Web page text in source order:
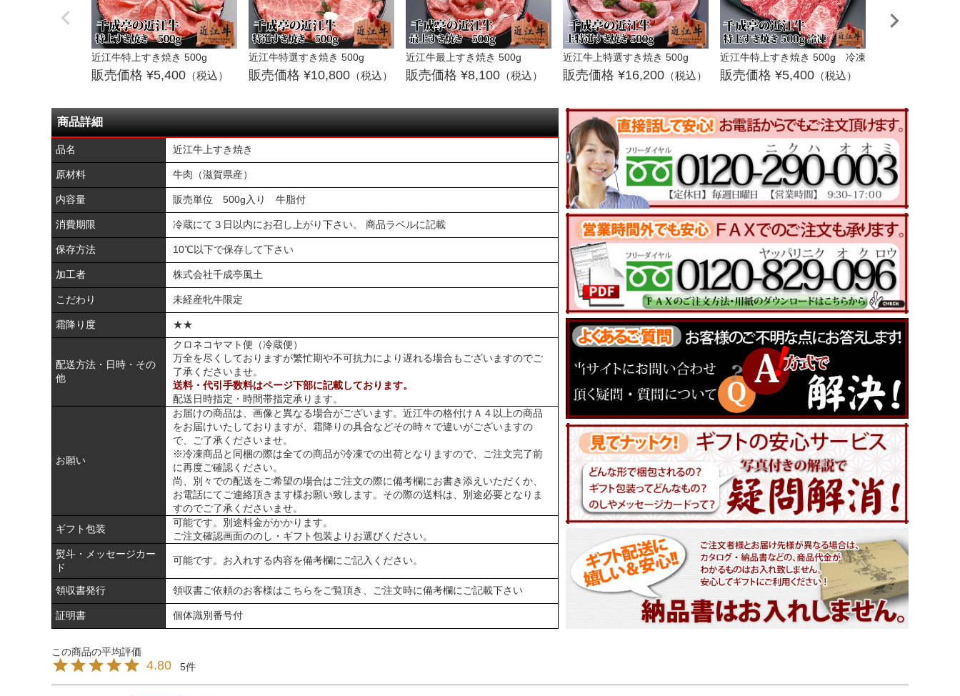
近江牛特上すき焼き 500g
5,400 （税込）
近江牛特選すき焼き 500g
10,800 （税込）
近江牛最上すき焼き 500g
8,100 （税込）
近江牛上特選すき焼き 500g
16,200 （税込）
近江牛特上すき焼き 500g 冷凍
5,400 （税込）
商品詳細
品名 近江牛上すき焼き
原材料 牛肉（滋賀県産）
内容量 販売単位 500g入り 牛脂付
消費期限 冷蔵にて３日以内にお召し上がり下さい。 商品ラベルに記載
保存方法 10℃以下で保存して下さい
加工者 株式会社千成亭風土
こだわり 未経産牝牛限定
霜降り度 ★★
配送方法・日時・その
他
クロネコヤマト便（冷蔵便）
万全を尽くしておりますが繁忙期や不可抗力により遅れる場合もございますのでご
了承くださいませ。
送料・代引手数料はページ下部に記載しております。
配送日時指定・時間帯指定承ります。
お願い
お届けの商品は、画像と異なる場合がございます。近江牛の格付けＡ４以上の商品
をお届けいたしておりますが、霜降りの具合などその時々で違いがございますの
で、ご了承くださいませ。
※冷凍商品と同梱の際は全ての商品が冷凍での出荷となりますので、ご注文完了前
に再度ご確認ください。
尚、別々での配送をご希望の場合はご注文の際に備考欄にお書き添えいただくか、
お電話にてご連絡頂きます様お願い致します。その際の送料は、別途必要となりま
すのでご了承くださいませ。
ギフト包装
可能です。別途料金がかかります。
ご注文確認画面ののし・ギフト包装よりお選びください。
熨斗・メッセージカー
ド
可能です。お入れする内容を備考欄にご記入ください。
領収書発行 領収書ご依頼のお客様はこちらをご覧頂き、ご注文時に備考欄にご記載下さい
証明書 個体識別番号付
4.80 5